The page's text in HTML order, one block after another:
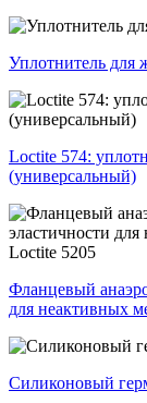
Уплотнитель для
Loctite 574:
(универсальный)
Фланцевый
для неактивных
Силиконовый